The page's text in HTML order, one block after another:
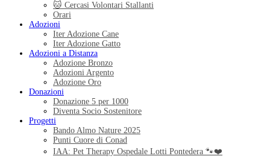
🐱 Cercasi Volontari Stallanti
Orari
Adozioni
Iter Adozione Cane
Iter Adozione Gatto
Adozioni a Distanza
Adozione Bronzo
Adozioni Argento
Adozione Oro
Donazioni
Donazione 5 per 1000
Diventa Socio Sostenitore
Progetti
Bando Almo Nature 2025
Punti Cuore di Conad
IAA: Pet Therapy Ospedale Lotti Pontedera 🐾❤️